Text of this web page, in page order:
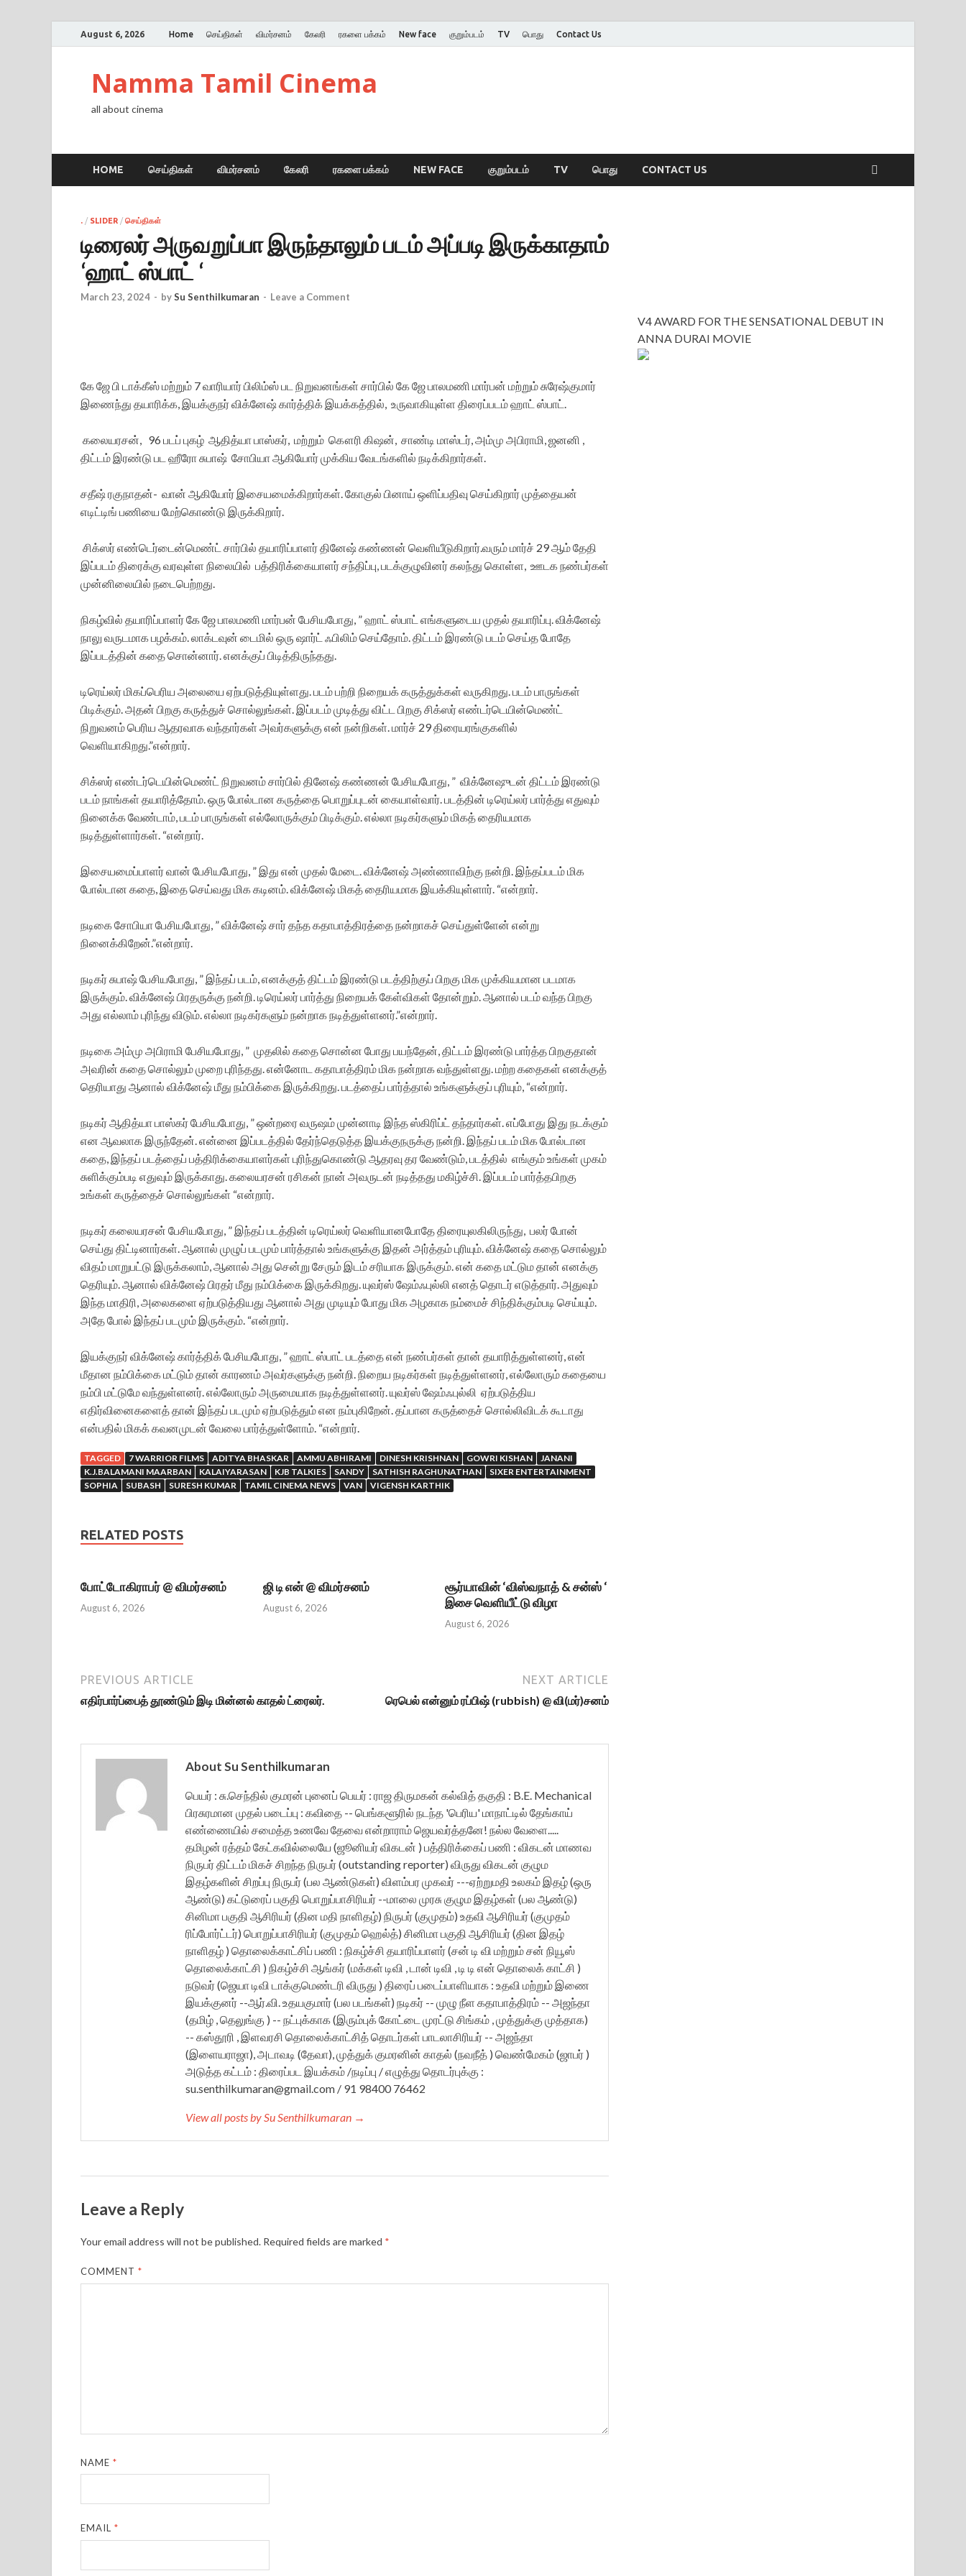
August 6, 2026 Home செய்திகள் விமர்சனம் கேலரி ரகளை பக்கம் New face குறும்படம் TV பொது Contact Us
Namma Tamil Cinema
all about cinema
HOME செய்திகள் விமர்சனம் கேலரி ரகளை பக்கம் NEW FACE குறும்படம் TV பொது CONTACT US
. / SLIDER / செய்திகள்
டிரைலர் அருவறுப்பா இருந்தாலும் படம் அப்படி இருக்காதாம்
‘ஹாட் ஸ்பாட் ‘
March 23, 2024 - bySu Senthilkumaran - Leave a Comment
கே ஜே பி டாக்கீஸ் மற்றும் 7 வாரியார் பிலிம்ஸ் பட நிறுவனங்கள் சார்பில் கே ஜே பாலமணி மார்பன் மற்றும் சுரேஷ்குமார்
இணைந்து தயாரிக்க, இயக்குநர் விக்னேஷ் கார்த்திக் இயக்கத்தில், உருவாகியுள்ள திரைப்படம் ஹாட் ஸ்பாட்.
கலையரசன், 96 படப் புகழ் ஆதித்யா பாஸ்கர், மற்றும் கௌரி கிஷன், சாண்டி மாஸ்டர், அம்மு அபிராமி, ஜனனி ,
திட்டம் இரண்டு பட ஹீரோ சுபாஷ் சோபியா ஆகியோர் முக்கிய வேடங்களில் நடிக்கிறார்கள்.
சதீஷ் ரகுநாதன்- வான் ஆகியோர் இசையமைக்கிறார்கள். கோகுல் பினாய் ஒளிப்பதிவு செய்கிறார் முத்தையன்
எடிட்டிங் பணியை மேற்கொண்டு இருக்கிறார்.
சிக்ஸர் எண்டெர்டைன்மெண்ட் சார்பில் தயாரிப்பாளர் தினேஷ் கண்ணன் வெளியீடுகிறார்.வரும் மார்ச் 29 ஆம் தேதி
இப்படம் திரைக்கு வரவுள்ள நிலையில் பத்திரிக்கையாளர் சந்திப்பு, படக்குழுவினர் கலந்து கொள்ள, ஊடக நண்பர்கள்
முன்னிலையில் நடைபெற்றது.
நிகழ்வில் தயாரிப்பாளர் கே ஜே பாலமணி மார்பன் பேசியபோது, ” ஹாட் ஸ்பாட் எங்களுடைய முதல் தயாரிப்பு. விக்னேஷ்
நாலு வருடமாக பழக்கம். லாக்டவுன் டைமில் ஒரு ஷார்ட் ஃபிலிம் செய்தோம். திட்டம் இரண்டு படம் செய்த போதே
இப்படத்தின் கதை சொன்னார். எனக்குப் பிடித்திருந்தது.
டிரெய்லர் மிகப்பெரிய அலையை ஏற்படுத்தியுள்ளது. படம் பற்றி நிறையக் கருத்துக்கள் வருகிறது. படம் பாருங்கள்
பிடிக்கும். அதன் பிறகு கருத்துச் சொல்லுங்கள். இப்படம் முடித்து விட்ட பிறகு சிக்ஸர் எண்டர்டெயின்மெண்ட்
நிறுவனம் பெரிய ஆதரவாக வந்தார்கள் அவர்களுக்கு என் நன்றிகள். மார்ச் 29 திரையரங்குகளில்
வெளியாகிறது.”என்றார்.
சிக்ஸர் எண்டர்டெயின்மெண்ட் நிறுவனம் சார்பில் தினேஷ் கண்ணன் பேசியபோது, ” விக்னேஷுடன் திட்டம் இரண்டு
படம் நாங்கள் தயாரித்தோம். ஒரு போல்டான கருத்தை பொறுப்புடன் கையாள்வார். படத்தின் டிரெய்லர் பார்த்து எதுவும்
நினைக்க வேண்டாம், படம் பாருங்கள் எல்லோருக்கும் பிடிக்கும். எல்லா நடிகர்களும் மிகத் தைரியமாக
நடித்துள்ளார்கள். “என்றார்.
இசையமைப்பாளர் வான் பேசியபோது, ” இது என் முதல் மேடை. விக்னேஷ் அண்ணாவிற்கு நன்றி. இந்தப்படம் மிக
போல்டான கதை, இதை செய்வது மிக கடினம். விக்னேஷ் மிகத் தைரியமாக இயக்கியுள்ளார். “என்றார்.
நடிகை சோபியா பேசியபோது, ” விக்னேஷ் சார் தந்த கதாபாத்திரத்தை நன்றாகச் செய்துள்ளேன் என்று
நினைக்கிறேன்.”என்றார்.
நடிகர் சுபாஷ் பேசியபோது, ” இந்தப் படம், எனக்குத் திட்டம் இரண்டு படத்திற்குப் பிறகு மிக முக்கியமான படமாக
இருக்கும். விக்னேஷ் பிரதருக்கு நன்றி. டிரெய்லர் பார்த்து நிறையக் கேள்விகள் தோன்றும். ஆனால் படம் வந்த பிறகு
அது எல்லாம் புரிந்து விடும். எல்லா நடிகர்களும் நன்றாக நடித்துள்ளனர்.”என்றார்.
நடிகை அம்மு அபிராமி பேசியபோது, ” முதலில் கதை சொன்ன போது பயந்தேன், திட்டம் இரண்டு பார்த்த பிறகுதான்
அவரின் கதை சொல்லும் முறை புரிந்தது. என்னோட கதாபாத்திரம் மிக நன்றாக வந்துள்ளது. மற்ற கதைகள் எனக்குத்
தெரியாது ஆனால் விக்னேஷ் மீது நம்பிக்கை இருக்கிறது. படத்தைப் பார்த்தால் உங்களுக்குப் புரியும், “என்றார்.
நடிகர் ஆதித்யா பாஸ்கர் பேசியபோது, ” ஒன்றரை வருஷம் முன்னாடி இந்த ஸ்கிரிப்ட் தந்தார்கள். எப்போது இது நடக்கும்
என ஆவலாக இருந்தேன். என்னை இப்படத்தில் தேர்ந்தெடுத்த இயக்குநருக்கு நன்றி. இந்தப் படம் மிக போல்டான
கதை, இந்தப் படத்தைப் பத்திரிக்கையாளர்கள் புரிந்துகொண்டு ஆதரவு தர வேண்டும், படத்தில் எங்கும் உங்கள் முகம்
சுளிக்கும்படி எதுவும் இருக்காது. கலையரசன் ரசிகன் நான் அவருடன் நடித்தது மகிழ்ச்சி. இப்படம் பார்த்தபிறகு
உங்கள் கருத்தைச் சொல்லுங்கள் “என்றார்.
நடிகர் கலையரசன் பேசியபோது, ” இந்தப் படத்தின் டிரெய்லர் வெளியானபோதே திரையுலகிலிருந்து, பலர் போன்
செய்து திட்டினார்கள். ஆனால் முழுப் படமும் பார்த்தால் உங்களுக்கு இதன் அர்த்தம் புரியும். விக்னேஷ் கதை சொல்லும்
விதம் மாறுபட்டு இருக்கலாம், ஆனால் அது சென்று சேரும் இடம் சரியாக இருக்கும். என் கதை மட்டும தான் எனக்கு
தெரியும். ஆனால் விக்னேஷ் பிரதர் மீது நம்பிக்கை இருக்கிறது. யுவர்ஸ் ஷேம்ஃபுல்லி எனத் தொடர் எடுத்தார். அதுவும்
இந்த மாதிரி, அலைகளை ஏற்படுத்தியது ஆனால் அது முடியும் போது மிக அழகாக நம்மைச் சிந்திக்கும்படி செய்யும்.
அதே போல் இந்தப் படமும் இருக்கும். “என்றார்.
இயக்குநர் விக்னேஷ் கார்த்திக் பேசியபோது, ” ஹாட் ஸ்பாட் படத்தை என் நண்பர்கள் தான் தயாரித்துள்ளனர், என்
மீதான நம்பிக்கை மட்டும் தான் காரணம் அவர்களுக்கு நன்றி. நிறைய நடிகர்கள் நடித்துள்ளனர், எல்லோரும் கதையை
நம்பி மட்டுமே வந்துள்ளனர். எல்லோரும் அருமையாக நடித்துள்ளனர். யுவர்ஸ் ஷேம்ஃபுல்லி ஏற்படுத்திய
எதிர்வினைகளைத் தான் இந்தப் படமும் ஏற்படுத்தும் என நம்புகிறேன். தப்பான கருத்தைச் சொல்லிவிடக் கூடாது
என்பதில் மிகக் கவனமுடன் வேலை பார்த்துள்ளோம். “என்றார்.
TAGGED 7 WARRIOR FILMS ADITYA BHASKAR AMMU ABHIRAMI DINESH KRISHNAN GOWRI KISHAN
JANANI
K.J.BALAMANI MAARBAN
KALAIYARASAN KJB TALKIES SANDY SATHISH RAGHUNATHAN
SIXER ENTERTAINMENT
SOPHIA
SUBASH SURESH KUMAR TAMIL CINEMA NEWS VAN VIGENSH KARTHIK
RELATED POSTS
போட்டோகிராபர் @ விமர்சனம்
August 6, 2026
ஜி டி என் @ விமர்சனம்
August 6, 2026
சூர்யாவின் ‘விஸ்வநாத் & சன்ஸ் ‘
இசை வெளியீட்டு விழா
August 6, 2026
PREVIOUS ARTICLE
எதிர்பார்ப்பைத் தூண்டும் இடி மின்னல் காதல் ட்ரைலர்.
NEXT ARTICLE
ரெபெல் என்னும் ரப்பிஷ் (rubbish) @ வி(மர்)சனம்
About Su Senthilkumaran
பெயர் : சு.செந்தில் குமரன் புனைப் பெயர் : ராஜ திருமகன் கல்வித் தகுதி : B.E. Mechanical
பிரசுரமான முதல் படைப்பு : கவிதை -- பெங்களூரில் நடந்த 'பெரிய' மாநாட்டில் தேங்காய்
எண்ணையில் சமைத்த உணவே தேவை என்றாராம் ஜெயவர்த்தனே! நல்ல வேளை.....
தமிழன் ரத்தம் கேட்கவில்லையே (ஜூனியர் விகடன் ) பத்திரிக்கைப் பணி : விகடன் மாணவ
நிருபர் திட்டம் மிகச் சிறந்த நிருபர் (outstanding reporter) விருது விகடன் குழும
இதழ்களின் சிறப்பு நிருபர் (பல ஆண்டுகள்) விளம்பர முகவர் ---ஏற்றுமதி உலகம் இதழ் (ஒரு
ஆண்டு) கட்டுரைப் பகுதி பொறுப்பாசிரியர் --மாலை முரசு குழும இதழ்கள் (பல ஆண்டு)
சினிமா பகுதி ஆசிரியர் (தின மதி நாளிதழ்) நிருபர் (குமுதம்) உதவி ஆசிரியர் (குமுதம்
ரிப்போர்ட்டர்) பொறுப்பாசிரியர் (குமுதம் ஹெல்த்) சினிமா பகுதி ஆசிரியர் (தின இதழ்
நாளிதழ் ) தொலைக்காட்சிப் பணி : நிகழ்ச்சி தயாரிப்பாளர் (சன் டி வி மற்றும் சன் நியூஸ்
தொலைக்காட்சி ) நிகழ்ச்சி ஆங்கர் (மக்கள் டிவி , டான் டிவி , டி டி என் தொலைக் காட்சி )
நடுவர் (ஜெயா டிவி டாக்குமெண்டரி விருது ) திரைப் படைப்பாளியாக : உதவி மற்றும் இணை
இயக்குனர் --ஆர்.வி. உதயகுமார் (பல படங்கள்) நடிகர் -- முழு நீள கதாபாத்திரம் -- அஜந்தா
(தமிழ் , தெலுங்கு ) -- நட்புக்காக (இரும்புக் கோட்டை முரட்டு சிங்கம் , முத்துக்கு முத்தாக)
-- கஸ்தூரி , இளவரசி தொலைக்காட்சித் தொடர்கள் பாடலாசிரியர் -- அஜந்தா
(இளையராஜா), அடாவடி (தேவா), முத்துக் குமரனின் காதல் (நவநீத் ) வெண்மேகம் (ஜாபர் )
அடுத்த கட்டம் : திரைப்பட இயக்கம் /நடிப்பு / எழுத்து தொடர்புக்கு :
su.senthilkumaran@gmail.com / 91 98400 76462
View all posts by Su Senthilkumaran →
Leave a Reply
Your email address will not be published. Required fields are marked *
COMMENT*
NAME*
EMAIL*
V4 AWARD FOR THE SENSATIONAL DEBUT IN
ANNA DURAI MOVIE